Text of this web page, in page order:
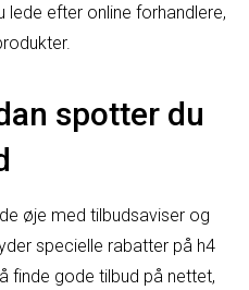
efter online forhandlere,
spotter du
øje med tilbudsaviser og
specielle rabatter på h4
finde gode tilbud på nettet,